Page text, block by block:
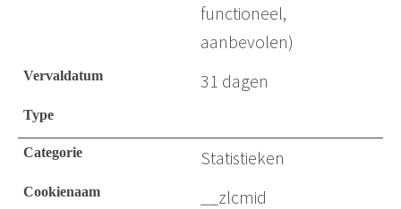
functioneel,
aanbevolen)
31 dagen
Statistieken
__zlcmid